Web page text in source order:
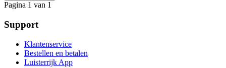
Pagina 1 van 1
Support
Klantenservice
Bestellen en betalen
Luisterrijk App